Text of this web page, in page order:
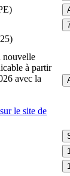
nouvelle
à partir
avec la
le site de